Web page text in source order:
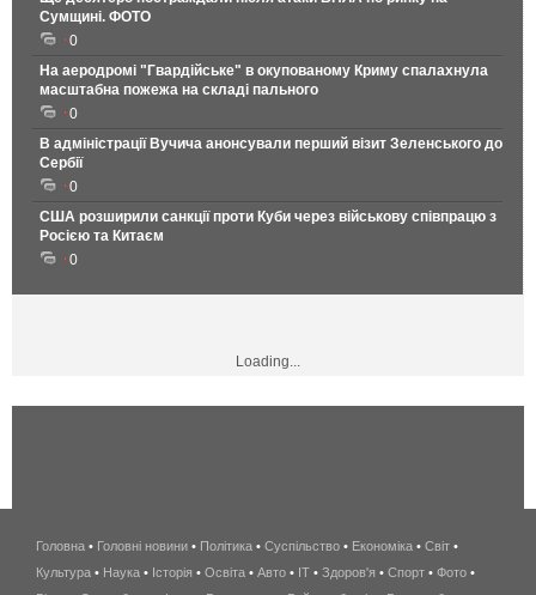
Сумщині. ФОТО
0
На аеродромі "Гвардійське" в окупованому Криму спалахнула
масштабна пожежа на складі пального
0
В адміністрації Вучича анонсували перший візит Зеленського до
Сербії
0
США розширили санкції проти Куби через військову співпрацю з
Росією та Китаєм
0
Loading...
беспроводной
интернет
Головна • Головні новини • Політика • Суспільство • Економіка • Світ •
Культура • Наука • Історія • Освіта • Авто • IT • Здоров'я • Спорт • Фото •